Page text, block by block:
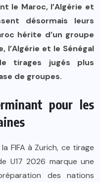
le Maroc, l’Algérie et
désormais leurs
hérite d’un groupe
l’Algérie et le Sénégal
tirages jugés plus
de groupes.
pour les
FIFA à Zurich, ce tirage
U17 2026 marque une
des nations